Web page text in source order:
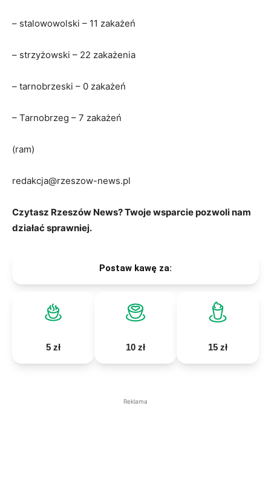
– stalowowolski – 11 zakażeń
– strzyżowski – 22 zakażenia
– tarnobrzeski – 0 zakażeń
– Tarnobrzeg – 7 zakażeń
(ram)
redakcja@rzeszow-news.pl
Czytasz Rzeszów News? Twoje wsparcie pozwoli nam
działać sprawniej.
Postaw kawę za:
5 zł 10 zł 15 zł
Reklama